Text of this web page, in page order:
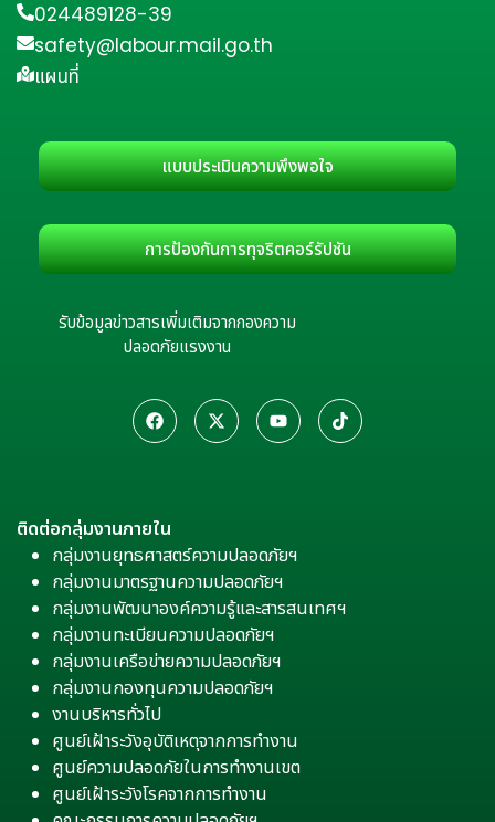
024489128-39
safety@labour.mail.go.th
แผนที่
แบบประเมินความพึงพอใจ
การป้องกันการทุจริตคอร์รัปชัน
รับข้อมูลข่าวสารเพิ่มเติมจากกองความ
ปลอดภัยแรงงาน
ติดต่อกลุ่มงานภายใน
กลุ่มงานยุทธศาสตร์ความปลอดภัยฯ
กลุ่มงานมาตรฐานความปลอดภัยฯ
กลุ่มงานพัฒนาองค์ความรู้และสารสนเทศฯ
กลุ่มงานทะเบียนความปลอดภัยฯ
กลุ่มงานเครือข่ายความปลอดภัยฯ
กลุ่มงานกองทุนความปลอดภัยฯ
งานบริหารทั่วไป
ศูนย์เฝ้าระวังอุบัติเหตุจากการทำงาน
ศูนย์ความปลอดภัยในการทำงานเขต
ศูนย์เฝ้าระวังโรคจากการทำงาน